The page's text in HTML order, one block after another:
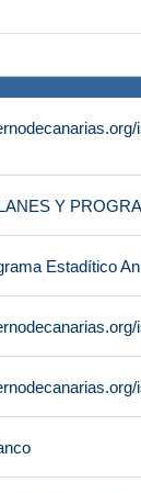
Y
Estadítico